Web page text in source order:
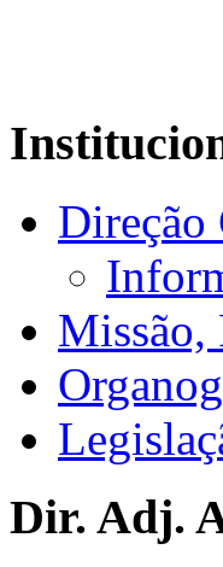
Direção
Missão,
Dir. Adj.